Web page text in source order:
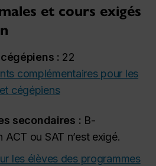
et cours exigés
: 22
complémentaires pour les
cégépiens
secondaires : B-
ACT ou SAT n’est exigé.
les élèves des programmes